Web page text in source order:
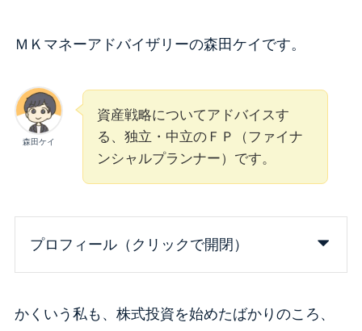
ＭＫマネーアドバイザリーの森田ケイです。
森田ケイ
資産戦略についてアドバイスす
る、独立・中立のＦＰ（ファイナ
ンシャルプランナー）です。
プロフィール（クリックで開閉）
かくいう私も、株式投資を始めたばかりのころ、